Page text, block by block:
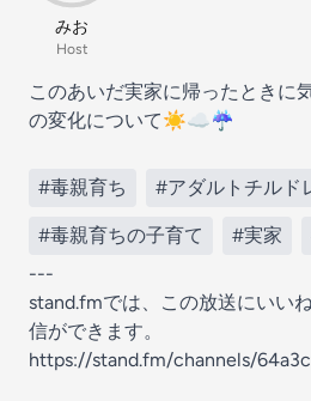
みお
Host
このあいだ実家に帰ったときに
の変化について☀️☁️☔️
#毒親育ち #アダルトチルド
#毒親育ちの子育て #実家
---
stand.fmでは、この放送にいい
信ができます。
https://stand.fm/channels/